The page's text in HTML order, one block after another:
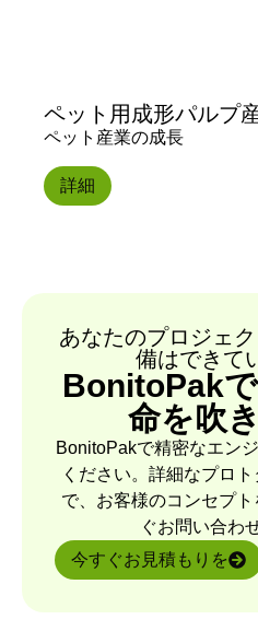
ペット用成形パルプ
ペット産業の成長
詳細
あなたのプロジェ
備はできて
BonitoPak
命を吹
BonitoPakで精密なエン
ください。詳細なプロ
で、お客様のコンセプ
ぐお問い合わ
今すぐお見積もりを